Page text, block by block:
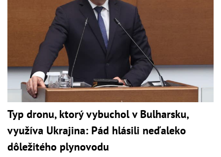
Typ dronu, ktorý vybuchol v Bulharsku,
využíva Ukrajina: Pád hlásili neďaleko
dôležitého plynovodu